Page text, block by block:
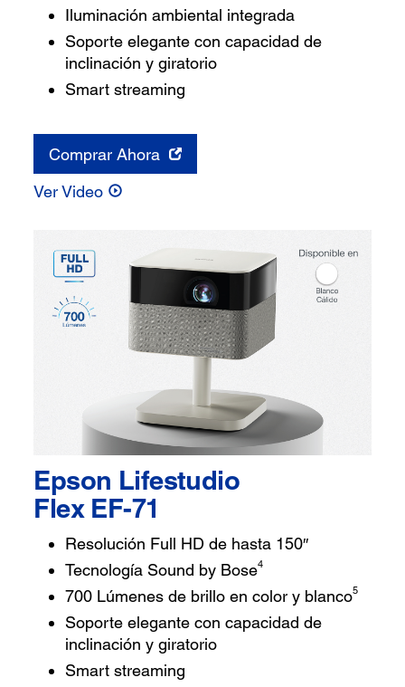
Iluminación ambiental integrada
Soporte elegante con capacidad de
inclinación y giratorio
Smart streaming
Comprar Ahora
Ver Video
Epson Lifestudio
Flex EF-71
Resolución Full HD de hasta 150″
Tecnología Sound by Bose4
700 Lúmenes de brillo en color y blanco5
Soporte elegante con capacidad de
inclinación y giratorio
Smart streaming